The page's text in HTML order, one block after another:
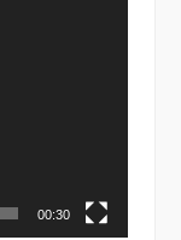
00:30